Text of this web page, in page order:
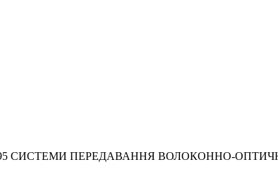
95 СИСТЕМИ ПЕРЕДАВАННЯ ВОЛОКОННО-